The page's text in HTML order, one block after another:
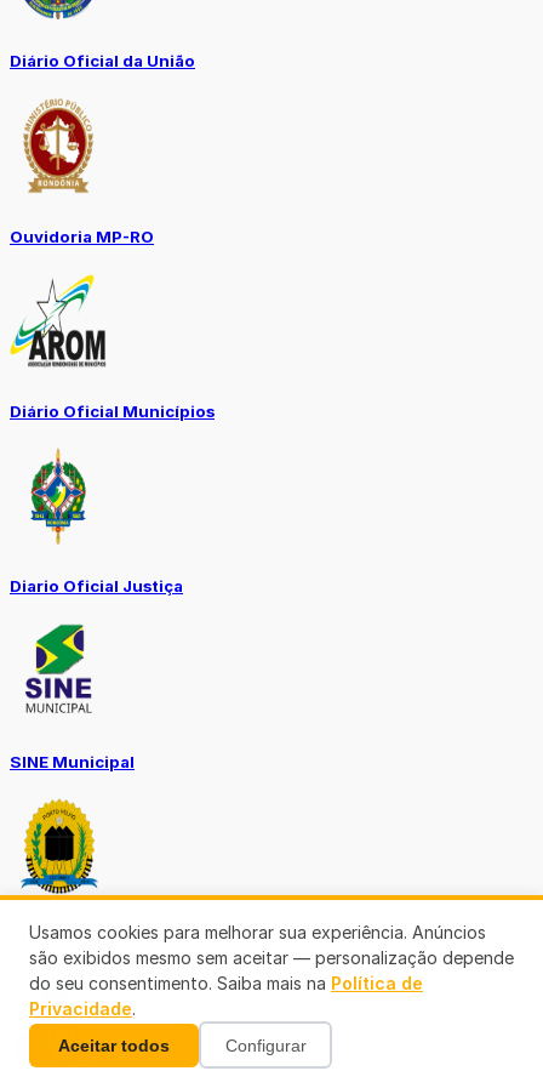
Diário Oficial da União
Ouvidoria MP-RO
Diário Oficial Municípios
Diario Oficial Justiça
SINE Municipal
Transparência Porto Velho
Usamos cookies para melhorar sua experiência. Anúncios
são exibidos mesmo sem aceitar — personalização depende
do seu consentimento. Saiba mais na Política de
Privacidade.
Aceitar todos Configurar